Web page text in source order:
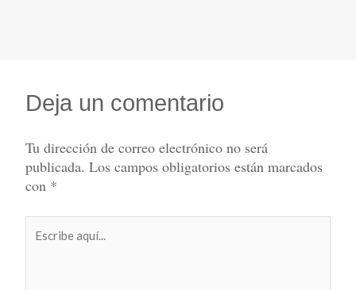
Deja un comentario
Tu dirección de correo electrónico no será
publicada. Los campos obligatorios están marcados
con *
aquí...